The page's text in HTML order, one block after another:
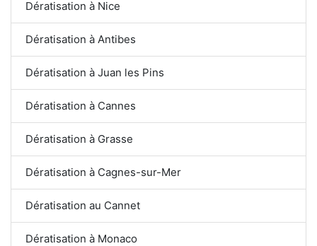
Dératisation à Nice
Dératisation à Antibes
Dératisation à Juan les Pins
Dératisation à Cannes
Dératisation à Grasse
Dératisation à Cagnes-sur-Mer
Dératisation au Cannet
Dératisation à Monaco